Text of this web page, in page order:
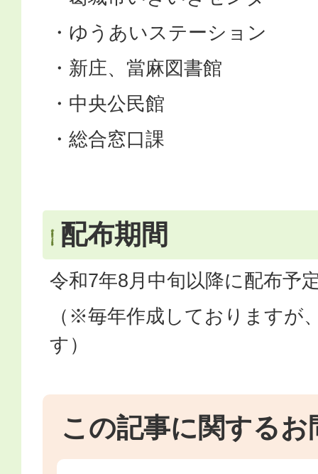
・ゆうあいステーション
・新庄、當麻図書館
・中央公民館
・総合窓口課
配布期間
令和7年8月中旬以降に配布予
（※毎年作成しておりますが
す）
この記事に関するお